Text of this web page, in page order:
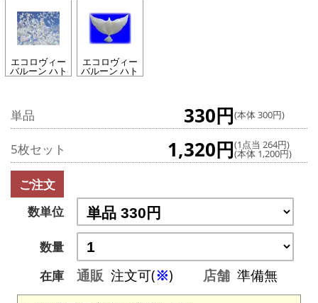
エコロヴィー
バルーン ハト
エコロヴィー
バルーン ハト
単品 330円(本体 300円)
5枚セット 1,320円(1点当 264円)
(本体 1,200円)
ご注文
数単位
数量
在庫
通販 注文可(※) 店舗 準備無